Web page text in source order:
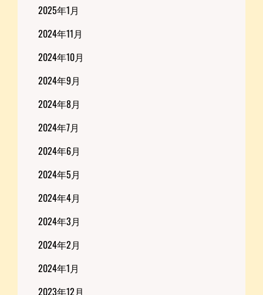
2025年1月
2024年11月
2024年10月
2024年9月
2024年8月
2024年7月
2024年6月
2024年5月
2024年4月
2024年3月
2024年2月
2024年1月
2023年12月